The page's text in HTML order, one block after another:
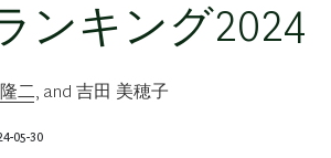
ンキング2024
二 , and 吉田 美穂子
05-30